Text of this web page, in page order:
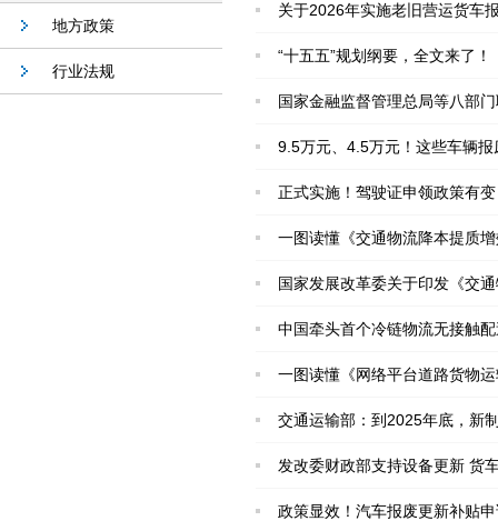
地方政策
行业法规
关于2026年实施老旧营运货车
“十五五”规划纲要，全文来了！
国家金融监督管理总局等八部
9.5万元、4.5万元！这些车辆报
正式实施！驾驶证申领政策有变
一图读懂《交通物流降本提质
国家发展改革委关于印发《交
中国牵头首个冷链物流无接触
一图读懂《网络平台道路货物
交通运输部：到2025年底，新
发改委财政部支持设备更新 货
政策显效！汽车报废更新补贴